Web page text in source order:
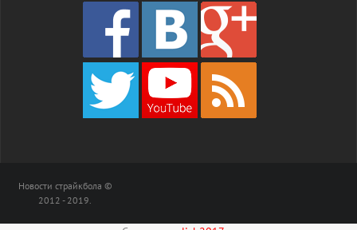
Новости страйкбола ©
2012 - 2019.